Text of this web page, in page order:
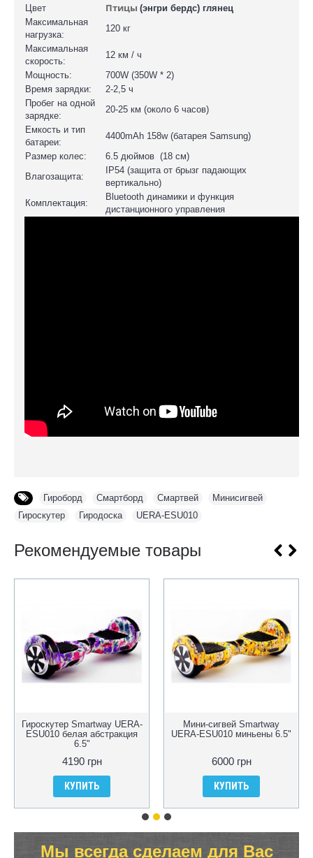
Цвет
Птицы (энгри бердс) глянец
Максимальная
нагрузка:
120 кг
Максимальная
скорость:
12 км / ч
Мощность:
700W (350W * 2)
Время зарядки:
2-2,5 ч
Пробег на одной
зарядке:
20-25 км (около 6 часов)
Емкость и тип
батареи:
4400mAh 158w (батарея Samsung)
Размер колес:
6.5 дюймов (18 см)
Влагозащита:
IP54 (защита от брызг падающих
вертикально)
Комплектация:
Bluetooth динамики и функция
дистанционного управления
Гироборд Смартборд Смартвей Минисигвей
Гироскутер
Гиродоска UERA-ESU010
Рекомендуемые товары
Гироскутер Smartway UERA-
ESU010 белая абстракция
6.5"
4190 грн
КУПИТЬ
Мини-сигвей Smartway
UERA-ESU010 миньены 6.5"
6000 грн
КУПИТЬ
Мы всегда сделаем для Вас